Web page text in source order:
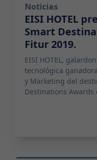
Noticias
EISI HOTEL
Smart
Fitur 2019.
EISI HOTEL,
tecnológica
y Marketing del
Destinations Awards